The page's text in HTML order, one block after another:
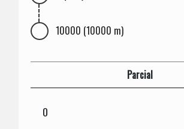
10000 (10000 m)
Parcial
0